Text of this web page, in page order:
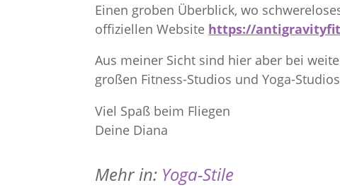
Einen groben Überblick, wo
offiziellen Website https://
Aus meiner Sicht sind hier aber bei
großen Fitness-Studios und Yoga-
Viel Spaß beim Fliegen
Deine Diana
Mehr in: Yoga-Stile